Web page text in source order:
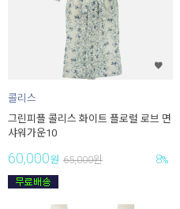
콜리스
그린피플 콜리스 화이트 플로럴 로브 면
샤워가운10
60,000원 65,000원 8%